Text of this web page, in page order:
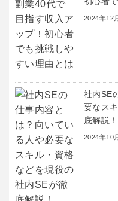
2024年12
社内SE
要なス
底解説！
2024年10